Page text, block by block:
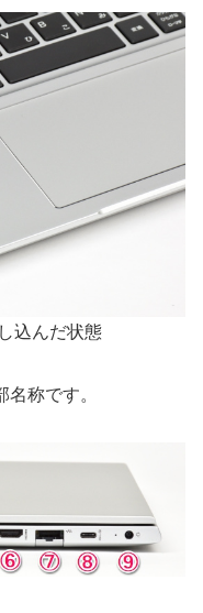
込んだ状態
称です。